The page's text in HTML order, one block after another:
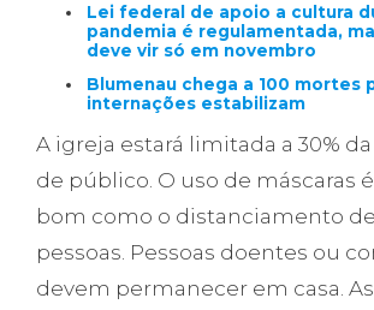
Lei federal de apoio a cultura
pandemia é regulamentada,
deve vir só em novembro
Blumenau chega a 100 mortes
internações estabilizam
A igreja estará limitada a 30%
de público. O uso de máscaras
bom como o distanciamento
pessoas. Pessoas doentes ou
devem permanecer em casa.